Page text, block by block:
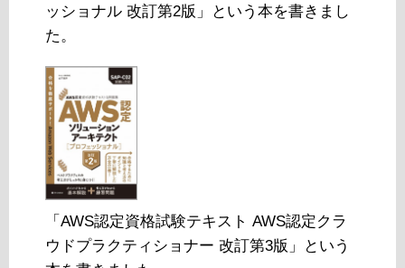
ッショナル 改訂第2版」という本を書きまし
た。
「AWS認定資格試験テキスト AWS認定クラ
ウドプラクティショナー 改訂第3版」という